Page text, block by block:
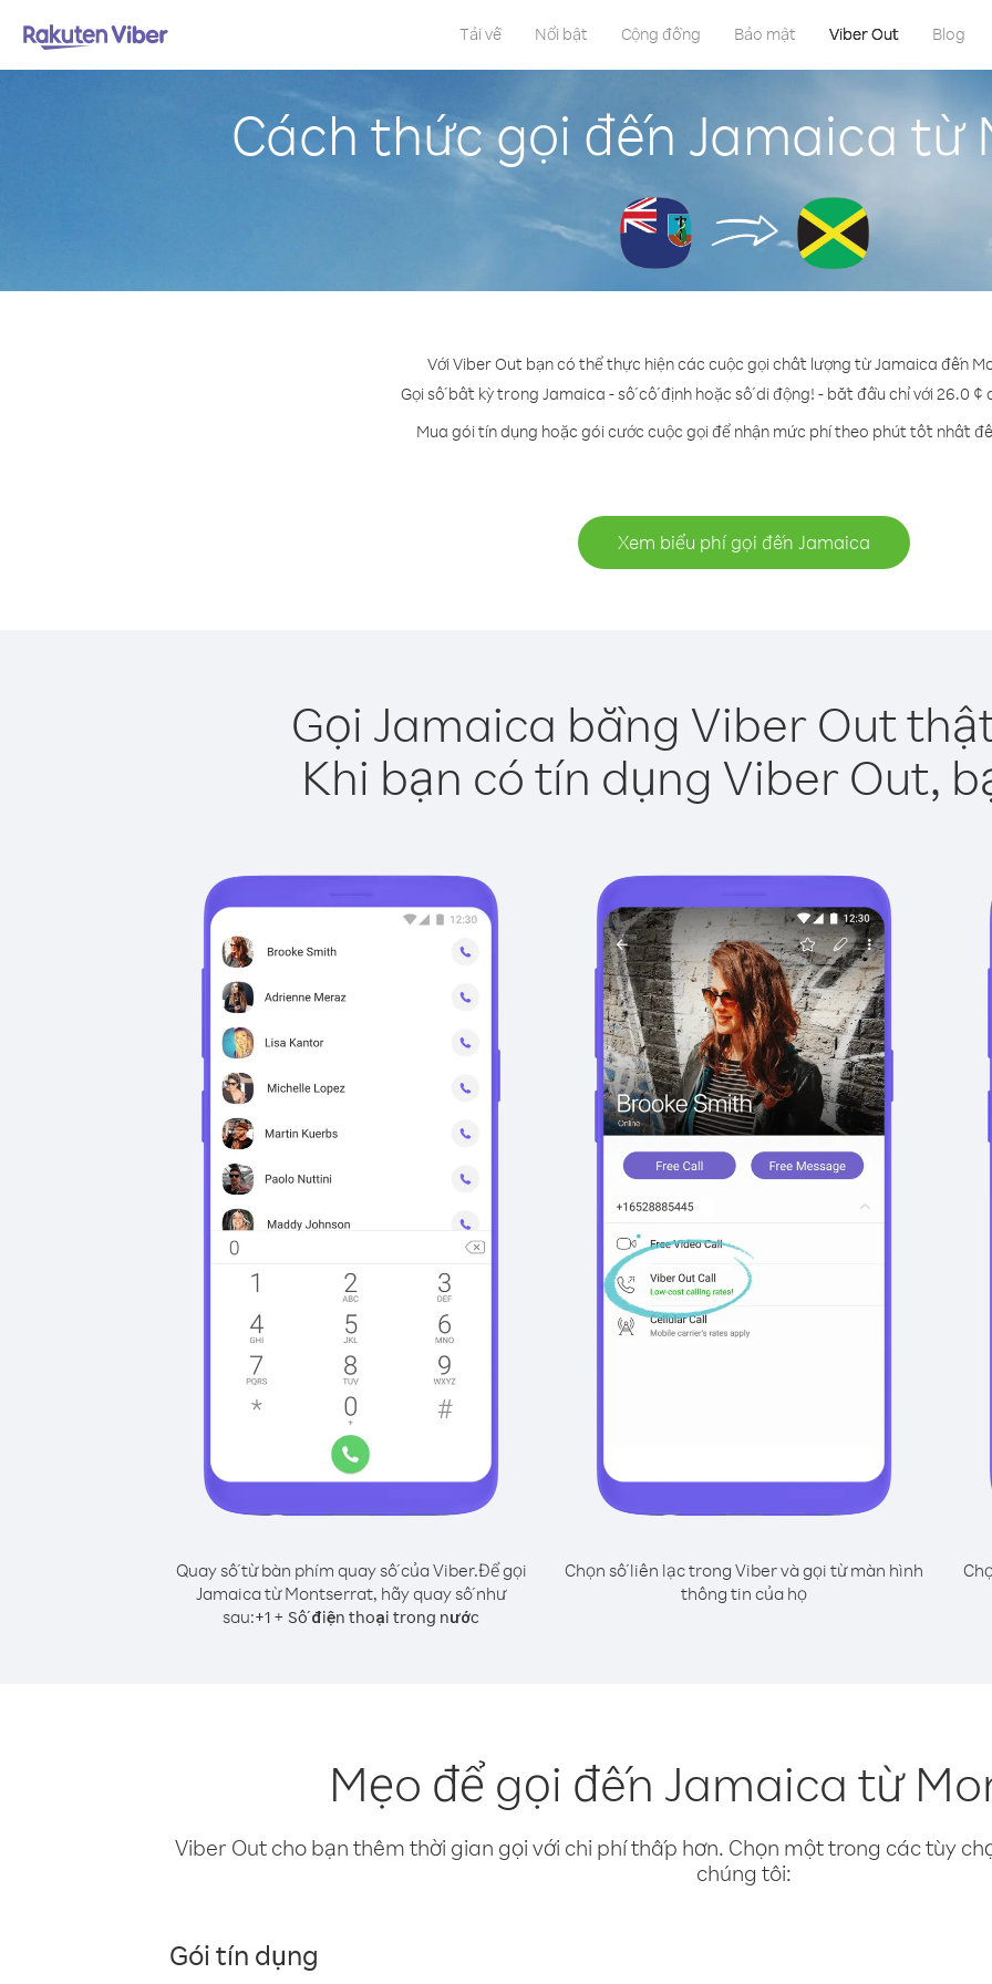
Tải về Nổi bật Cộng đồng Bảo mật Viber Out Blog
Cách thức gọi đến Jamaica
Với Viber Out bạn có thể thực hiện các cuộc gọi chất lượng từ Jamaica đến
Gọi số bất kỳ trong Jamaica - số cố định hoặc số di động! - bắt đầu chỉ với 26.0 ¢
Mua gói tín dụng hoặc gói cước cuộc gọi để nhận mức phí theo phút tốt nhất
Xem biểu phí gọi đến Jamaica
Gọi Jamaica bằng Viber Out
Khi bạn có tín dụng Viber Out,
Quay số từ bàn phím quay số của Viber.Để gọi
Jamaica từ Montserrat, hãy quay số như
sau:+1 + Số điện thoại trong nước
Chọn số liên lạc trong Viber và gọi từ màn hình
thông tin của họ
Mẹo để gọi đến Jamaica từ
Viber Out cho bạn thêm thời gian gọi với chi phí thấp hơn. Chọn một trong các tùy
chúng tôi:
Gói tín dụng